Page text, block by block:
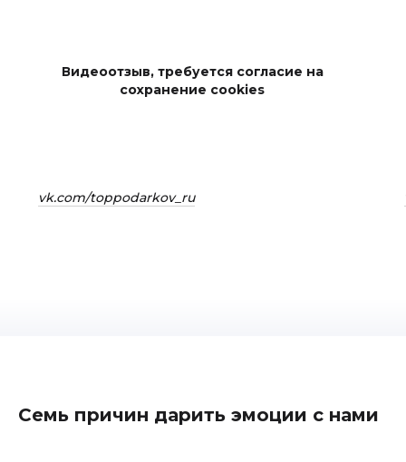
Видеоотзыв, требуется согласие на
сохранение cookies
vk.com/toppodarkov_ru
Семь причин дарить эмоции с нами